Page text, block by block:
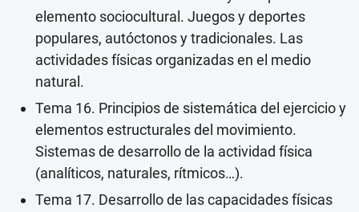
elemento sociocultural. Juegos y deportes
populares, autóctonos y tradicionales. Las
actividades físicas organizadas en el medio
natural.
Tema 16. Principios de sistemática del ejercicio y
elementos estructurales del movimiento.
Sistemas de desarrollo de la actividad física
(analíticos, naturales, rítmicos…).
Tema 17. Desarrollo de las capacidades físicas